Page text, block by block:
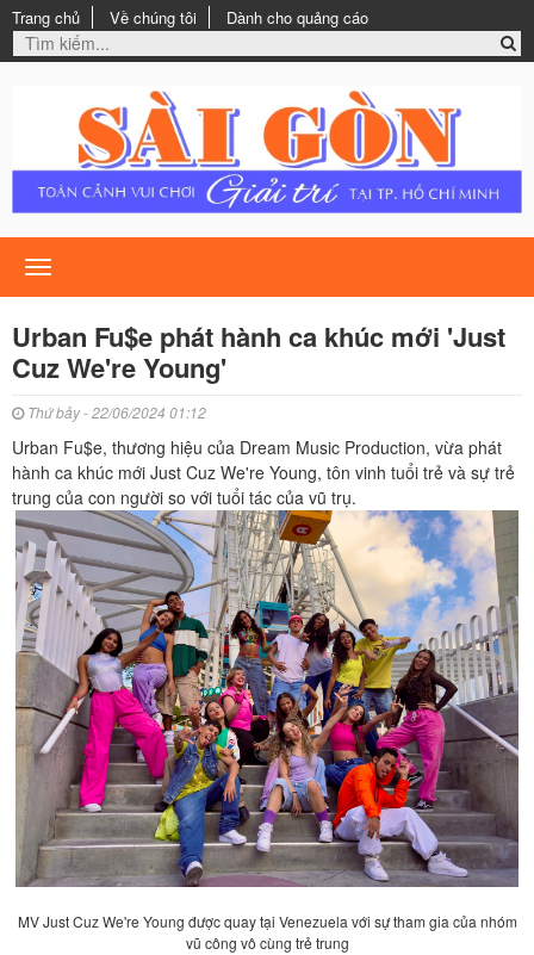
Trang chủ Về chúng tôi Dành cho quảng cáo
Toggle
navigation
Urban Fu$e phát hành ca khúc mới 'Just
Cuz We're Young'
Thứ bảy - 22/06/2024 01:12
Urban Fu$e, thương hiệu của Dream Music Production, vừa phát
hành ca khúc mới Just Cuz We're Young, tôn vinh tuổi trẻ và sự trẻ
trung của con người so với tuổi tác của vũ trụ.
MV Just Cuz We're Young được quay tại Venezuela với sự tham gia của nhóm
vũ công vô cùng trẻ trung